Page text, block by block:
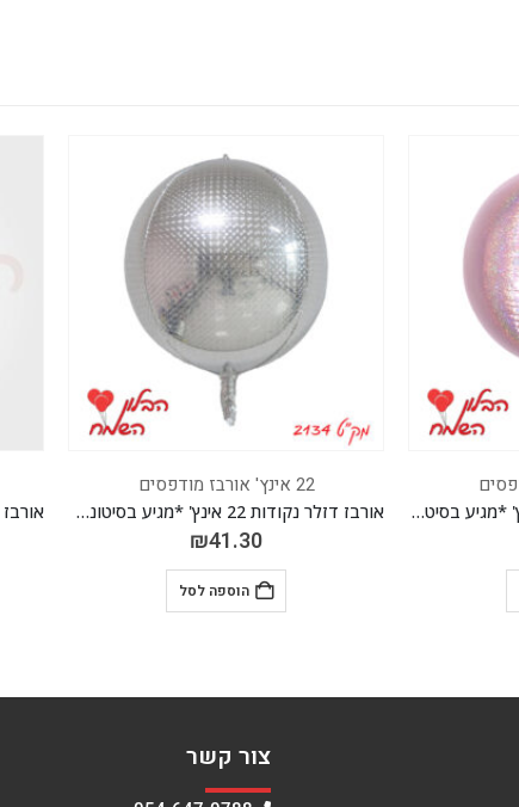
אורבז ורוד בייבי דזלר 22 אינץ' *מגיע בסיטונאות חבילה של 5 יח'*
22 אינץ' אורבז מודפסים
אורבז דזלר נקודות 22 אינץ' *מגיע בסיטונאות חבילה של 5 יח'*
₪41.30
הוספה לסל
צור קשר